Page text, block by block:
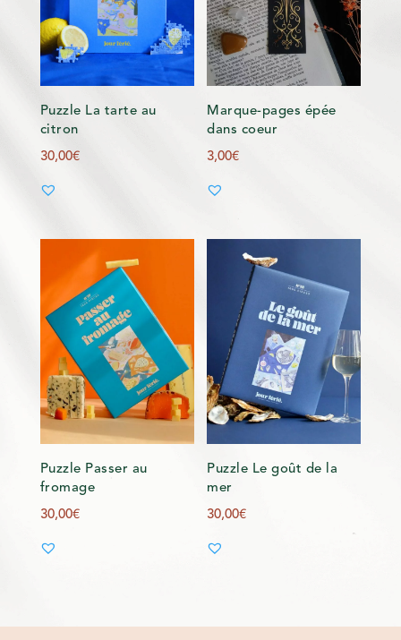
Puzzle La tarte au
citron
30,00€
Marque-pages épée
dans coeur
3,00€
Puzzle Passer au
fromage
30,00€
Puzzle Le goût de la
mer
30,00€